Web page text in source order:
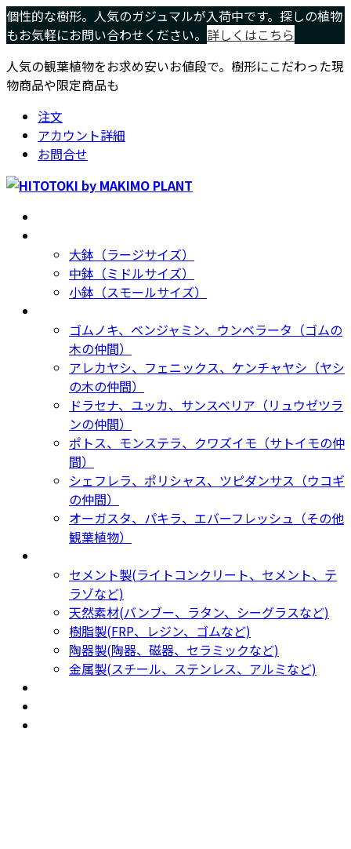
コ
ン
ン
ツ
プ
ナ
ビ
ー
シ
動
個性的な樹形。人気のガジュマルが入荷中です。探しの植物
もお気軽にお問い合わせください。 詳しくはこちら
人気の観葉植物をお求め安いお値段で。樹形にこだわった現
物商品や限定商品も
注文
アカウント詳細
お問合せ
大鉢（ラージサイズ）
中鉢（ミドルサイズ）
小鉢（スモールサイズ）
ゴムノキ、ベンジャミン、ウンベラータ（ゴムの
木の仲間）
アレカヤシ、フェニックス、ケンチャヤシ（ヤシ
の木の仲間）
ドラセナ、ユッカ、サンスベリア（リュウゼツラ
ンの仲間）
ポトス、モンステラ、クワズイモ（サトイモの仲
間）
シェフレラ、ポリシャス、ツピダンサス（ウコギ
の仲間）
オーガスタ、パキラ、エバーフレッシュ（その他
観葉植物）
セメント製(ライトコンクリート、セメント、テ
ラゾなど)
天然素材(バンブー、ラタン、シーグラスなど)
樹脂製(FRP、レジン、ゴムなど)
陶器製(陶器、磁器、セラミックなど)
金属製(スチール、ステンレス、アルミなど)